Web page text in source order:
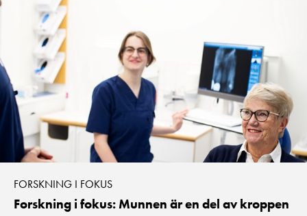
FORSKNING I FOKUS
Forskning i fokus: Munnen är en del av kroppen